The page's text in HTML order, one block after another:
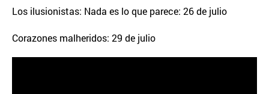
Los ilusionistas: Nada es lo que parece: 26 de julio
Corazones malheridos: 29 de julio